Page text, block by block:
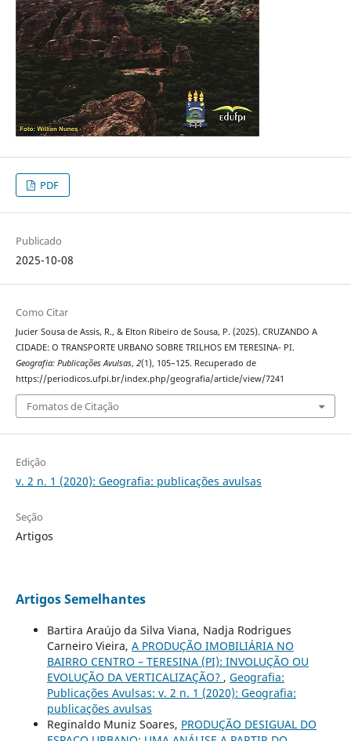
PDF
Publicado
2025-10-08
Como Citar
Jucier Sousa de Assis, R., & Elton Ribeiro de Sousa, P. (2025). CRUZANDO A
CIDADE: O TRANSPORTE URBANO SOBRE TRILHOS EM TERESINA- PI.
Geografia: Publicações Avulsas, 2(1), 105–125. Recuperado de
https://periodicos.ufpi.br/index.php/geografia/article/view/7241
Fomatos de Citação
Edição
v. 2 n. 1 (2020): Geografia: publicações avulsas
Seção
Artigos
Artigos Semelhantes
Bartira Araújo da Silva Viana, Nadja Rodrigues
Carneiro Vieira, A PRODUÇÃO IMOBILIÁRIA NO
BAIRRO CENTRO – TERESINA (PI): INVOLUÇÃO OU
EVOLUÇÃO DA VERTICALIZAÇÃO? , Geografia:
Publicações Avulsas: v. 2 n. 1 (2020): Geografia:
publicações avulsas
Reginaldo Muniz Soares, PRODUÇÃO DESIGUAL DO